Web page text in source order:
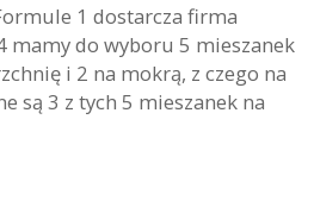
1 dostarcza firma
mamy do wyboru 5 mieszanek
i 2 na mokrą, z czego na
są 3 z tych 5 mieszanek na